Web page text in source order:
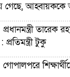
আহ্বায়ককে
প্রধানমন্ত্রী তারেক
টুকু
গোপালপুরে